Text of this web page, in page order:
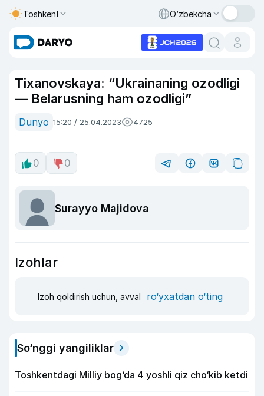
Toshkent O‘zbekcha
Tixanovskaya: “Ukrainaning ozodligi
— Belarusning ham ozodligi”
Dunyo 15:20 / 25.04.2023 4725
0 0
Surayyo Majidova
Izohlar
Izoh qoldirish uchun, avval ro‘yxatdan o‘ting
So‘nggi yangiliklar
Toshkentdagi Milliy bog‘da 4 yoshli qiz cho‘kib ketdi